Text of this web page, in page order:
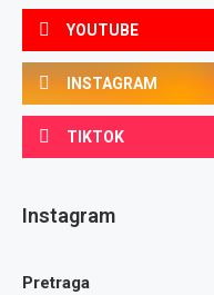
YOUTUBE
INSTAGRAM
TIKTOK
Instagram
Pretraga